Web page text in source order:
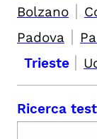
Bolzano |
Padova |
Trieste |
Ricerca